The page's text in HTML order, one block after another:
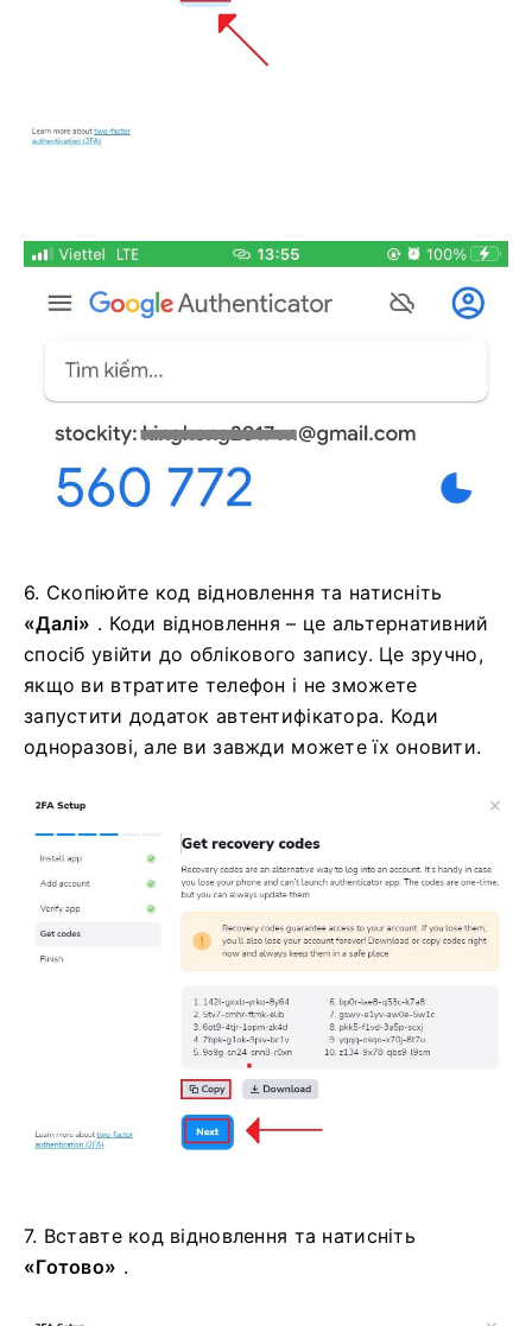
6. Скопіюйте код відновлення та натисніть
«Далі» . Коди відновлення – це альтернативний
спосіб увійти до облікового запису. Це зручно,
якщо ви втратите телефон і не зможете
запустити додаток автентифікатора. Коди
одноразові, але ви завжди можете їх оновити.
7. Вставте код відновлення та натисніть
«Готово» .